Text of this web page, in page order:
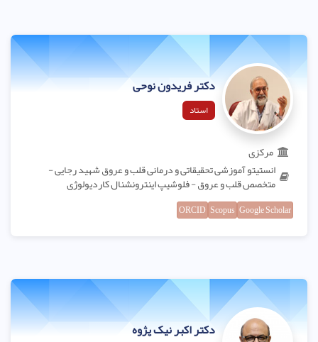
دکتر فریدون نوحی
استاد
مرکزی
انستیتو آموزشی تحقیقاتی و درمانی قلب و عروق شهید رجایی -
متخصص قلب و عروق - فلوشیپ اینترونشنال کاردیولوژی
Google Scholar
Scopus
ORCID
دکتر اکبر نیک پژوه